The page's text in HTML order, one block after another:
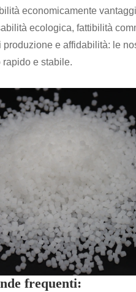
economicamente
ecologica, fattibilità
produzione e affidabilità: le
rapido e stabile.
frequenti: